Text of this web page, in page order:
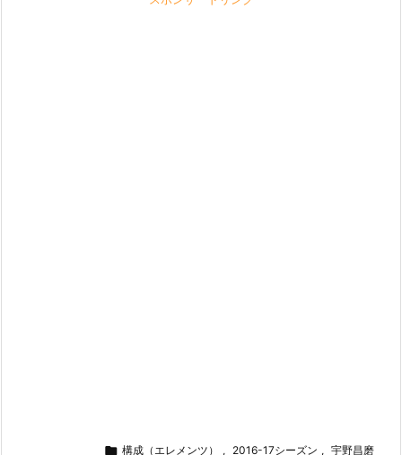
 構成（エレメンツ） , 2016-17シーズン , 宇野昌磨